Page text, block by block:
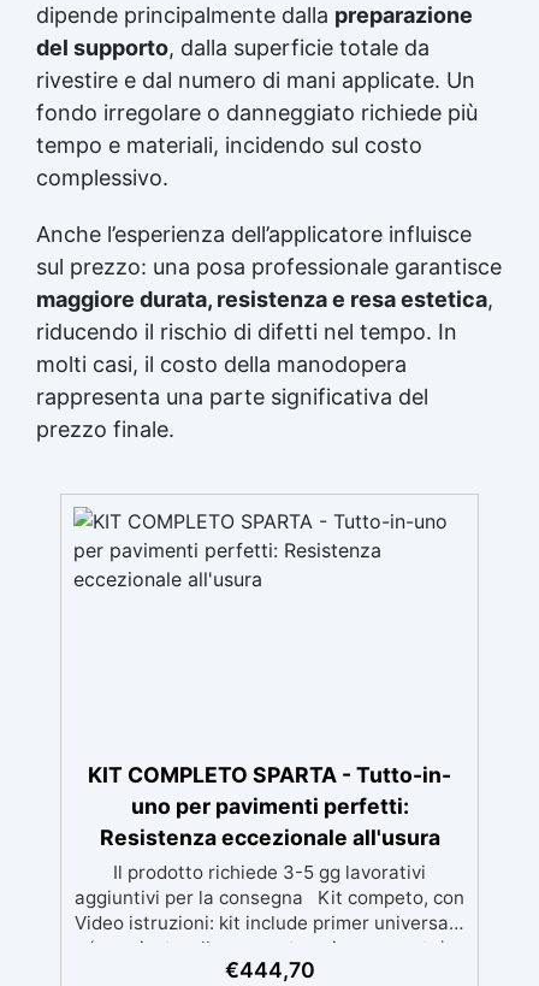
dipende principalmente dalla preparazione
del supporto, dalla superficie totale da
rivestire e dal numero di mani applicate. Un
fondo irregolare o danneggiato richiede più
tempo e materiali, incidendo sul costo
complessivo.
Anche l’esperienza dell’applicatore influisce
sul prezzo: una posa professionale garantisce
maggiore durata, resistenza e resa estetica,
riducendo il rischio di difetti nel tempo. In
molti casi, il costo della manodopera
rappresenta una parte significativa del
prezzo finale.
KIT COMPLETO SPARTA - Tutto-in-
uno per pavimenti perfetti:
Resistenza eccezionale all'usura
Il prodotto richiede 3-5 gg lavorativi
aggiuntivi per la consegna Kit competo, con
Video istruzioni: kit include primer universale
(per piasterelle, cemento, microcemento)
resina rivestimento antigraffio, pronto
€444,70